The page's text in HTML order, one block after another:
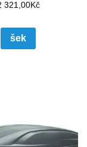
321,00Kč
šek